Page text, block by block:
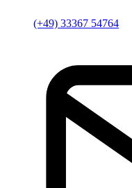
(+49) 33367 54764